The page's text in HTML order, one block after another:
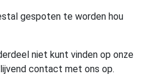
gespoten te worden hou
niet kunt vinden op onze
contact met ons op.